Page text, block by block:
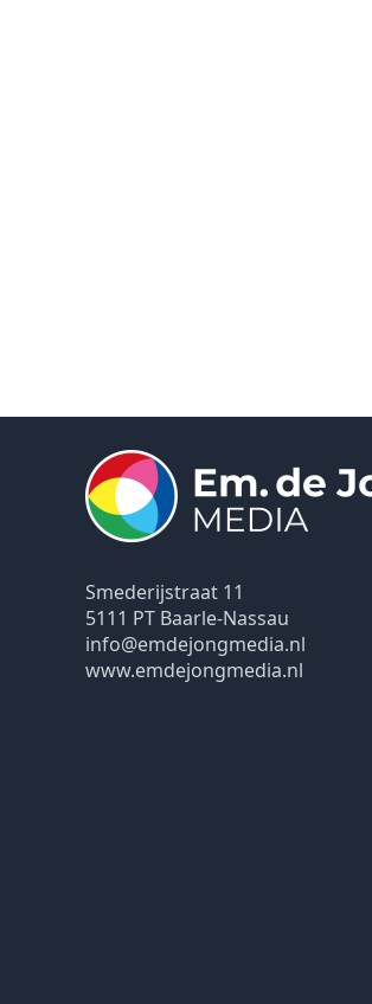
Smederijstraat 11
5111 PT Baarle-Nassau
info@emdejongmedia.nl
www.emdejongmedia.nl